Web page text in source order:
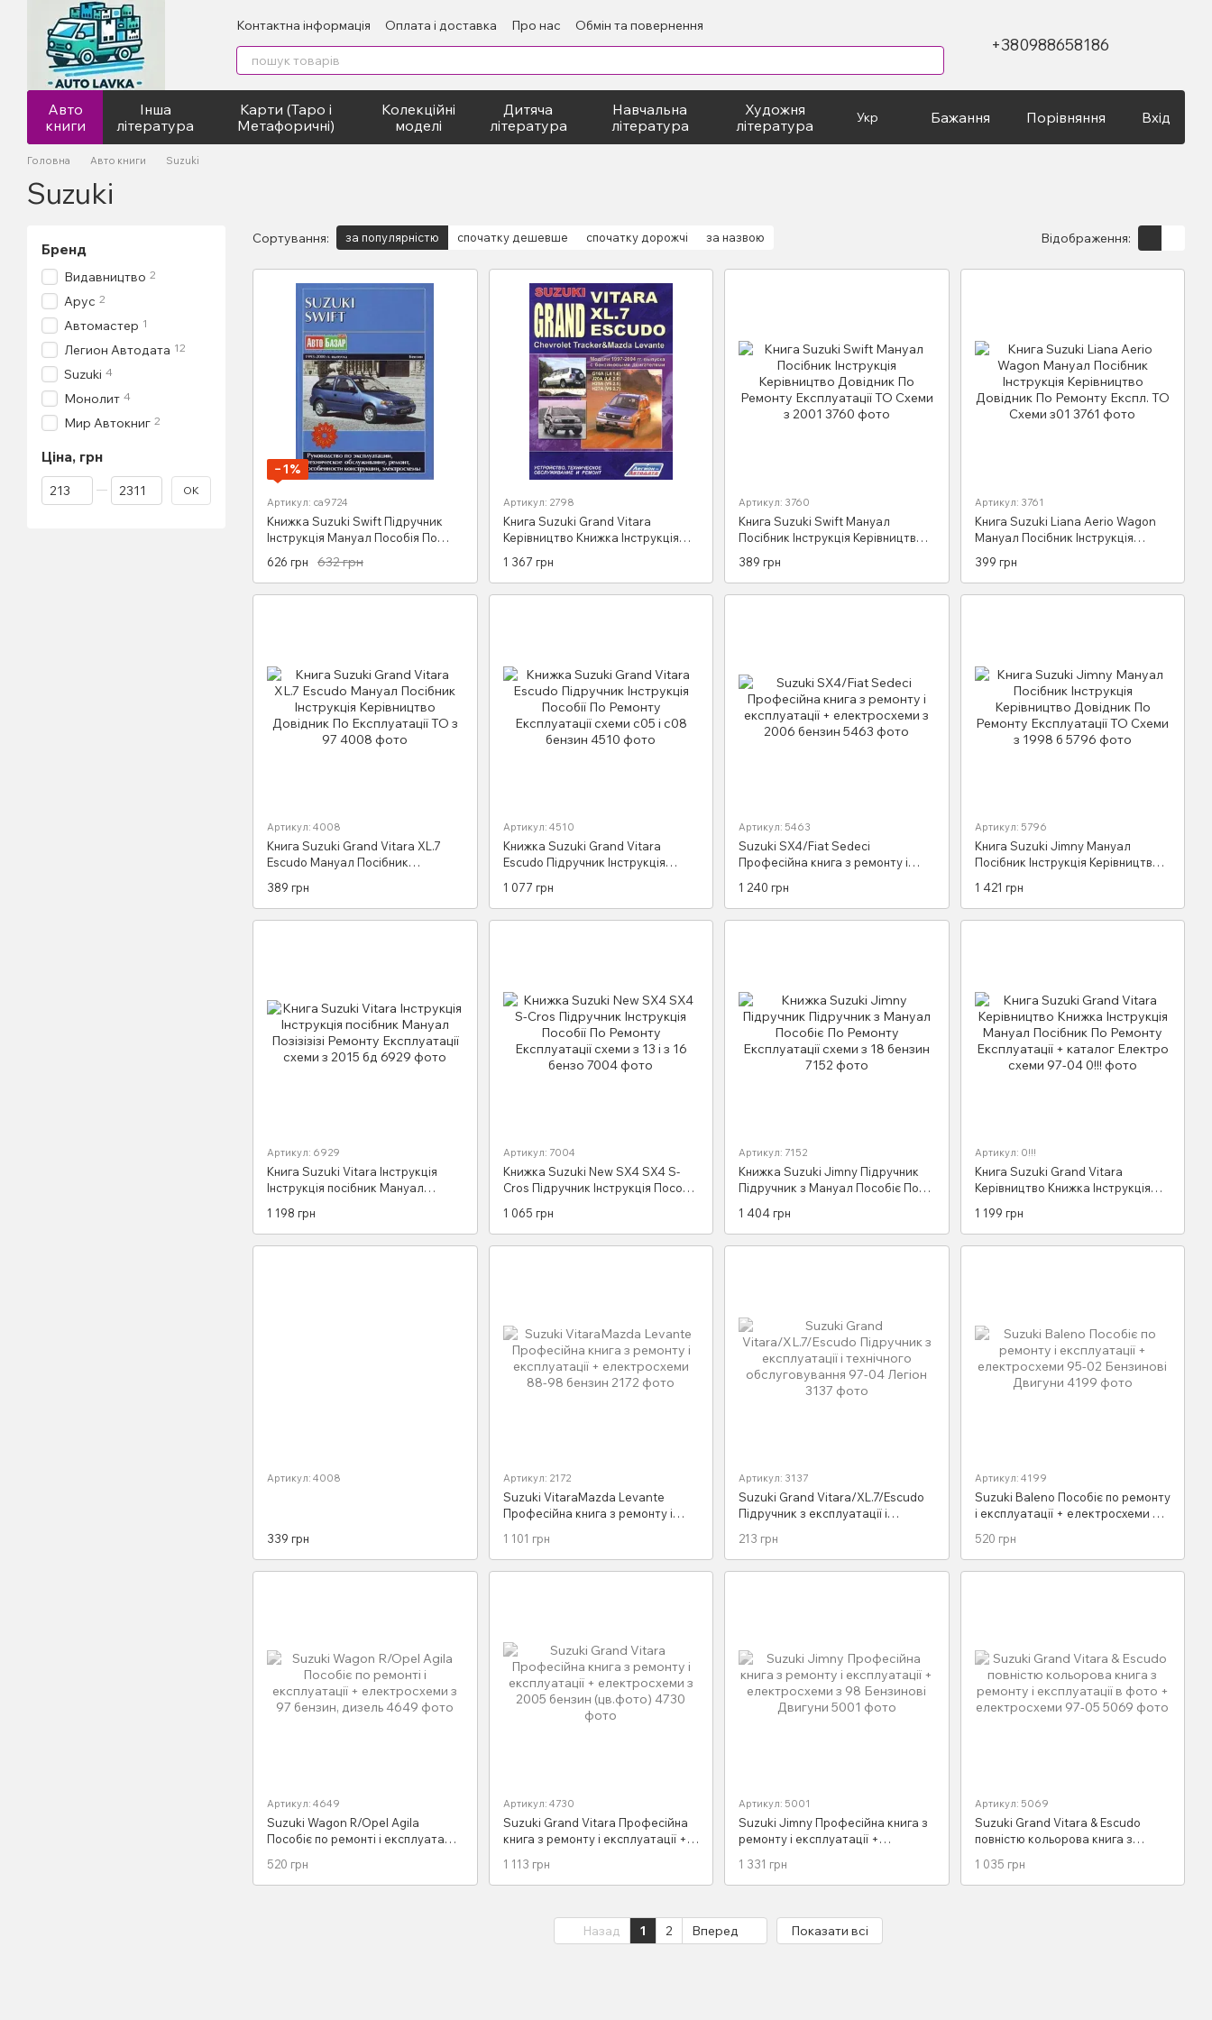
Перейти до основного контенту
Контактна інформація Оплата і доставка Про нас Обмін та повернення
+380988658186
Авто
книги
Інша
література
Карти (Таро і
Метафоричні)
Колекційні
моделі
Дитяча
література
Навчальна
література
Художня
література
Укр Бажання Порівняння Вхід
Головна Авто книги Suzuki
Suzuki
Сортування: за популярністю спочатку дешевше спочатку дорожчі за назвою Відображення:
−1%
Артикул: са9724
Книжка Suzuki Swift Підручник
Інструкція Мануал Пособія По
1993-2003632 грн
626 грн
Артикул: 2798
Книга Suzuki Grand Vitara
Керівництво Книжка Інструкція
Експлуатації ТО Електро схеми
97-04
1 367 грн
Артикул: 3760
Книга Suzuki Swift Мануал
Посібник Інструкція Керівництво
Експлуатації ТО Схеми з 2001
389 грн
Артикул: 3761
Книга Suzuki Liana Aerio Wagon
Мануал Посібник Інструкція
Експл. ТО Схеми з01
399 грн
Артикул: 4008
Книга Suzuki Grand Vitara XL.7
Escudo Мануал Посібник
По Експлуатації ТО з 97
389 грн
Артикул: 4510
Книжка Suzuki Grand Vitara
Escudo Підручник Інструкція
схеми с05 і с08 бензин
1 077 грн
Артикул: 5463
Suzuki SX4/Fiat Sedeci
Професійна книга з ремонту і
2006 бензин
1 240 грн
Артикул: 5796
Книга Suzuki Jimny Мануал
Посібник Інструкція Керівництво
Експлуатації ТО Схеми з 1998 б
1 421 грн
Артикул: 6929
Книга Suzuki Vitara Інструкція
Інструкція посібник Мануал
схеми з 2015 бд
1 198 грн
Артикул: 7004
Книжка Suzuki New SX4 SX4 S-
Cros Підручник Інструкція Пособії
13 і з 16 бензо
1 065 грн
Артикул: 7152
Книжка Suzuki Jimny Підручник
Підручник з Мануал Пособіє По
бензин
1 404 грн
Артикул: 0!!!
Книга Suzuki Grand Vitara
Керівництво Книжка Інструкція
Експлуатації + каталог Електро
схеми 97-04
1 199 грн
Артикул: 4008
339 грн
Артикул: 2172
Suzuki VitaraMazda Levante
Професійна книга з ремонту і
98 бензин
1 101 грн
Артикул: 3137
Suzuki Grand Vitara/XL.7/Escudo
Підручник з експлуатації і
Легіон
213 грн
Артикул: 4199
Suzuki Baleno Пособіє по ремонту
і експлуатації + електросхеми 95-
520 грн
Артикул: 4649
Suzuki Wagon R/Opel Agila
Пособіє по ремонті і експлуатації
дизель
520 грн
Артикул: 4730
Suzuki Grand Vitara Професійна
книга з ремонту і експлуатації +
(цв.фото)
1 113 грн
Артикул: 5001
Suzuki Jimny Професійна книга з
ремонту і експлуатації +
Двигуни
1 331 грн
Артикул: 5069
Suzuki Grand Vitara & Escudo
повністю кольорова книга з
електросхеми 97-05
1 035 грн
Назад 1 2 Вперед Показати всі
Бренд
Видавництво 2
Арус 2
Автомастер 1
Легион Автодата 12
Suzuki 4
Монолит 4
Мир Автокниг 2
Ціна, грн
Від Ціна, грн
До Ціна, грн ОК